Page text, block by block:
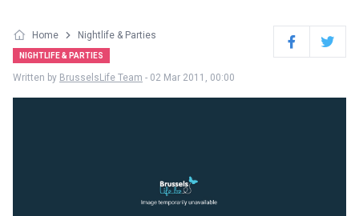
Home Nightlife & Parties
NIGHTLIFE & PARTIES FacebookTwitter
Written by BrusselsLife Team - 02 Mar 2011, 00:00